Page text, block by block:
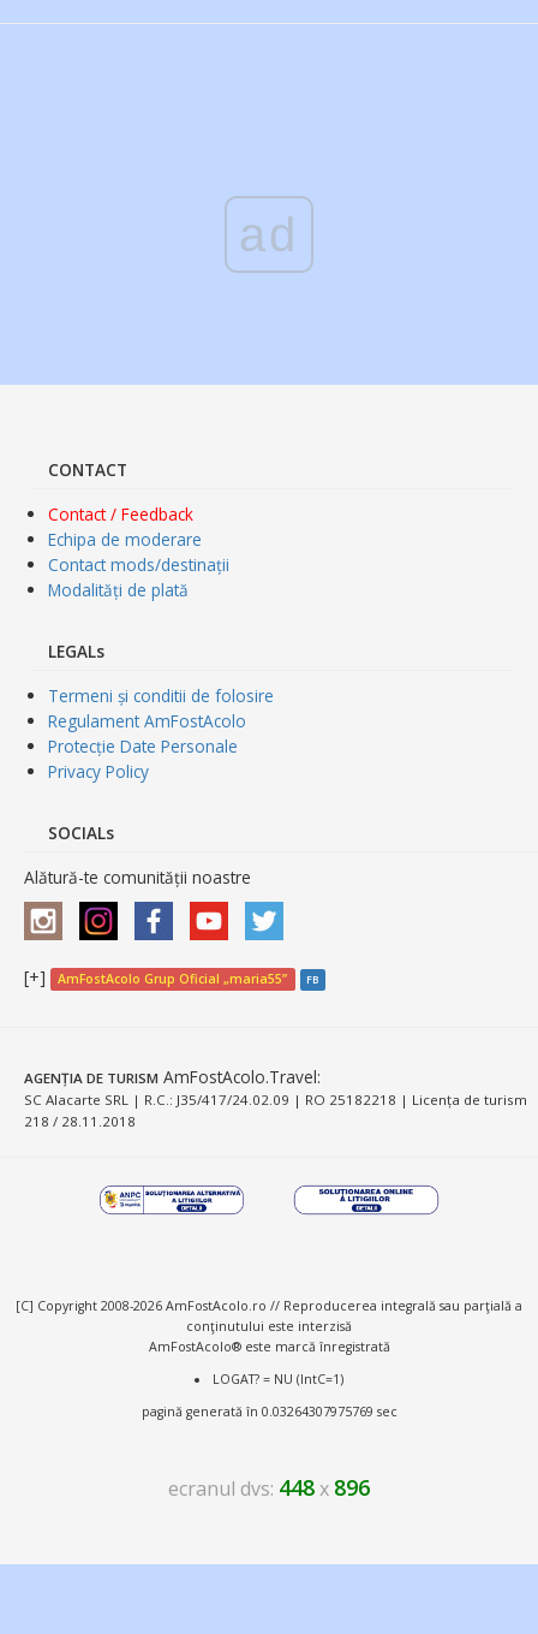
ad
CONTACT
Contact / Feedback
Echipa de moderare
Contact mods/destinații
Modalități de plată
LEGALs
Termeni și conditii de folosire
Regulament AmFostAcolo
Protecție Date Personale
Privacy Policy
SOCIALs
Alătură-te comunității noastre
[+] AmFostAcolo Grup Oficial „maria55” FB
AGENȚIA DE TURISM AmFostAcolo.Travel:
SC Alacarte SRL | R.C.: J35/417/24.02.09 | RO 25182218 | Licența de turism
218 / 28.11.2018
[C] Copyright 2008-2026 AmFostAcolo.ro // Reproducerea integrală sau parţială a
conţinutului este interzisă
AmFostAcolo® este marcă înregistrată
LOGAT? = NU (IntC=1)
pagină generată în 0.03264307975769 sec
ecranul dvs: 448x 896